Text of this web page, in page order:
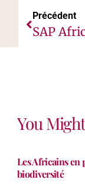
Précédent
You
Les Africains en
biodiversité